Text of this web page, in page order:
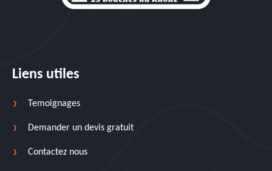
Liens utiles
Temoignages
Demander un devis gratuit
Contactez nous